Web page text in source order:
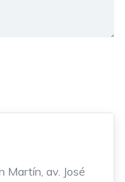
Martín, av. José